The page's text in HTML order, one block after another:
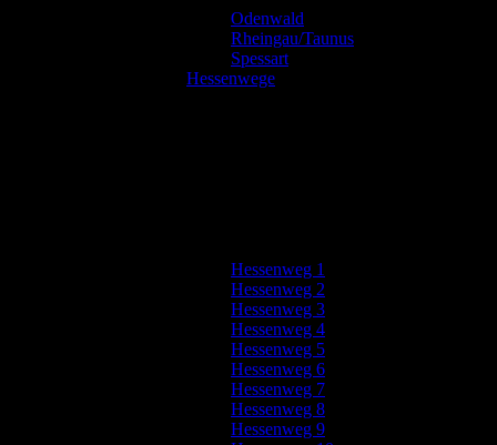
Odenwald
Rheingau/Taunus
Spessart
Hessenwege
Hessenweg 1
Hessenweg 2
Hessenweg 3
Hessenweg 4
Hessenweg 5
Hessenweg 6
Hessenweg 7
Hessenweg 8
Hessenweg 9